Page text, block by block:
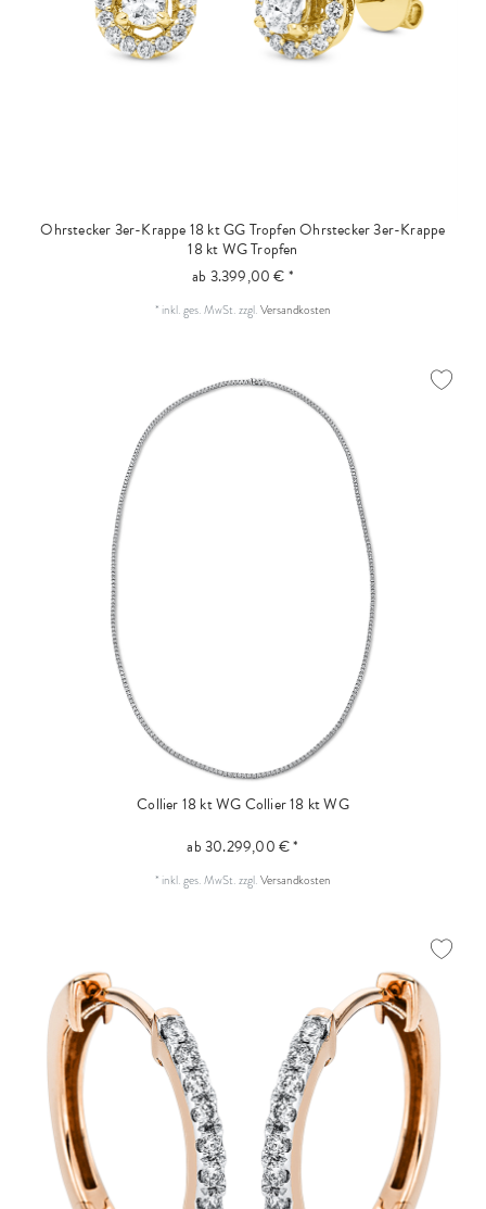
Ohrstecker 3er-Krappe 18 kt GG Tropfen Ohrstecker 3er-Krappe
18 kt WG Tropfen
ab 3.399,00 € *
* inkl. ges. MwSt.zzgl.Versandkosten
Collier 18 kt WGCollier 18 kt WG
ab 30.299,00 € *
* inkl. ges. MwSt.zzgl.Versandkosten